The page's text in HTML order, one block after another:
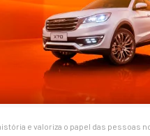
e valoriza o papel das pessoas